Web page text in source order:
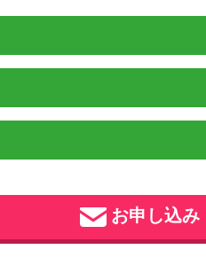
お申し込み